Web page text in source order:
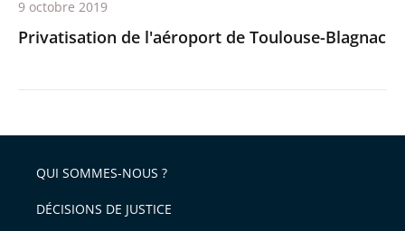
Privatisation de l'aéroport de Toulouse-Blagnac
9 octobre 2019
QUI SOMMES-NOUS ?
DÉCISIONS DE JUSTICE